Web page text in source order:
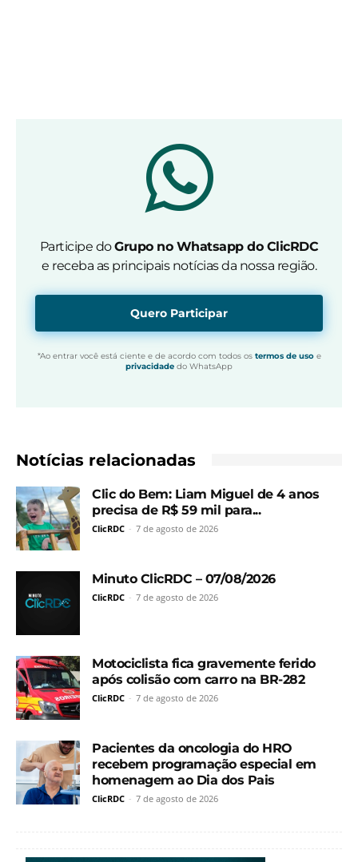
Participe doGrupo no Whatsapp do ClicRDC
e receba as principais notícias da nossa região.
Quero Participar
*Ao entrar você está ciente e de acordo com todos os termos de usoe
privacidade do WhatsApp
Notícias relacionadas
Clic do Bem: Liam Miguel de 4 anos
precisa de R$ 59 mil para...
ClicRDC - 7 de agosto de 2026
Minuto ClicRDC – 07/08/2026
ClicRDC - 7 de agosto de 2026
Motociclista fica gravemente ferido
após colisão com carro na BR-282
ClicRDC - 7 de agosto de 2026
Pacientes da oncologia do HRO
recebem programação especial em
homenagem ao Dia dos Pais
ClicRDC - 7 de agosto de 2026